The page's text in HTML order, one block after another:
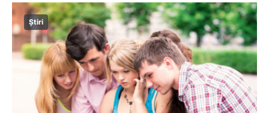
Știri